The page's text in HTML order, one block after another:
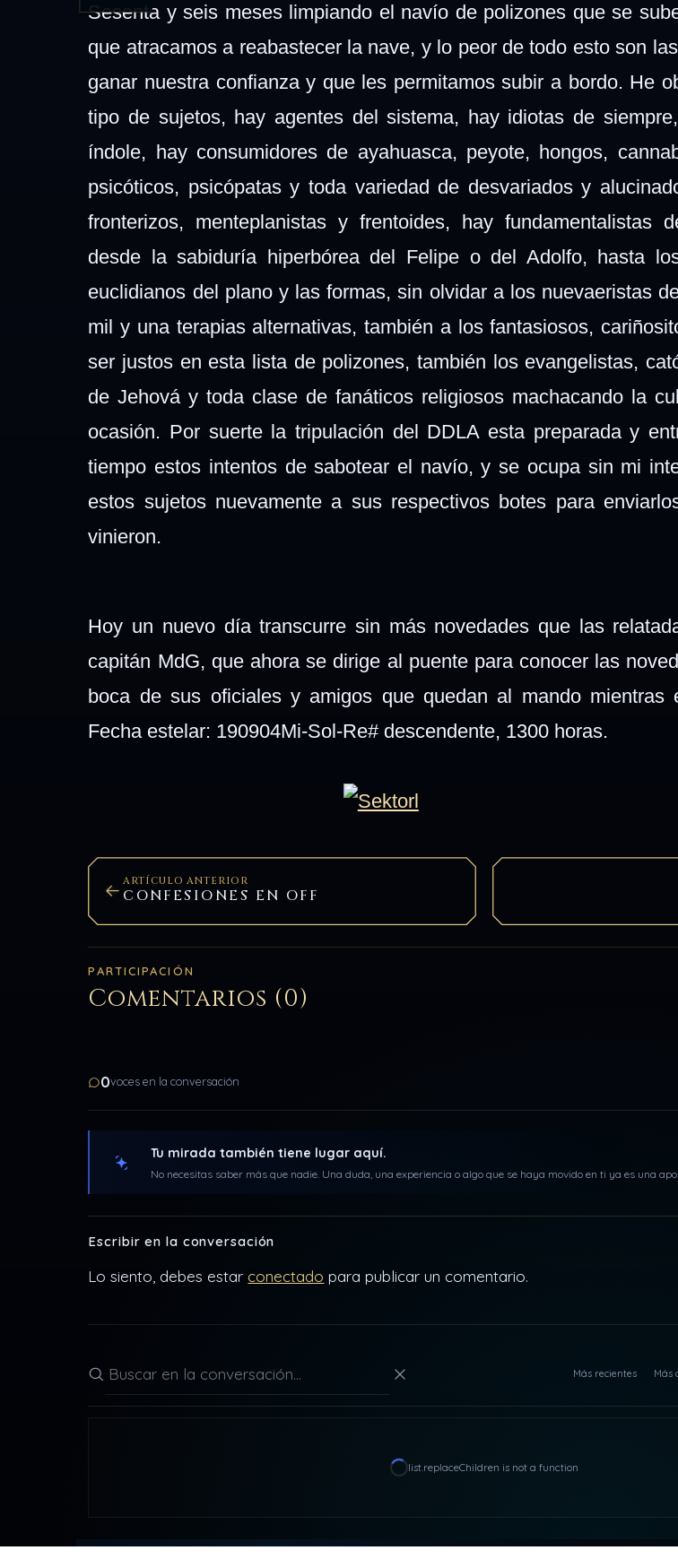
Sesenta y seis meses limpiando el navío de polizones que se
que atracamos a reabastecer la nave, y lo peor de todo esto son
ganar nuestra confianza y que les permitamos subir a bordo. He
tipo de sujetos, hay agentes del sistema, hay idiotas de
índole, hay consumidores de ayahuasca, peyote, hongos,
psicóticos, psicópatas y toda variedad de desvariados y
fronterizos, menteplanistas y frentoides, hay fundamentalistas
desde la sabiduría hiperbórea del Felipe o del Adolfo, hasta
euclidianos del plano y las formas, sin olvidar a los nuevaeristas
mil y una terapias alternativas, también a los fantasiosos,
ser justos en esta lista de polizones, también los evangelistas,
de Jehová y toda clase de fanáticos religiosos machacando la
ocasión. Por suerte la tripulación del DDLA esta preparada y
tiempo estos intentos de sabotear el navío, y se ocupa sin mi
estos sujetos nuevamente a sus respectivos botes para
vinieron.
Hoy un nuevo día transcurre sin más novedades que las
capitán MdG, que ahora se dirige al puente para conocer las
boca de sus oficiales y amigos que quedan al mando mientras
Fecha estelar: 190904Mi-Sol-Re# descendente, 1300 horas.
ARTÍCULO ANTERIOR
CONFESIONES EN OFF
PARTICIPACIÓN
Comentarios (0)
0voces en la conversación
Tu mirada también tiene lugar aquí.
No necesitas saber más que nadie. Una duda, una experiencia o algo que se haya movido en ti ya es una
Escribir en la conversación
Lo siento, debes estar conectado para publicar un comentario.
Buscar en la conversación
Más recientes Más
list.replaceChildren is not a function